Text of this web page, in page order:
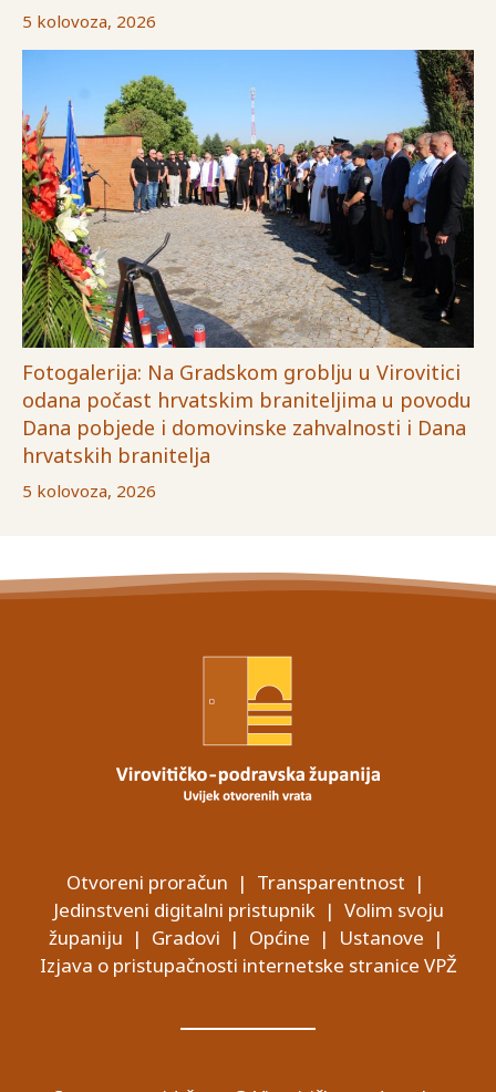
5 kolovoza, 2026
Fotogalerija: Na Gradskom groblju u Virovitici
odana počast hrvatskim braniteljima u povodu
Dana pobjede i domovinske zahvalnosti i Dana
hrvatskih branitelja
5 kolovoza, 2026
Otvoreni proračun | Transparentnost |
Jedinstveni digitalni pristupnik| Volim svoju
županiju | Gradovi | Općine | Ustanove |
Izjava o pristupačnosti internetske stranice VPŽ